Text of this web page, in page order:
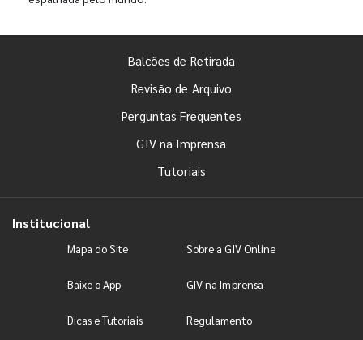
Balcões de Retirada
Revisão de Arquivo
Perguntas Frequentes
GIV na Imprensa
Tutoriais
Institucional
Mapa do Site Sobre a GIV Online
Baixe o App GIV na Imprensa
Dicas e Tutoriais Regulamento